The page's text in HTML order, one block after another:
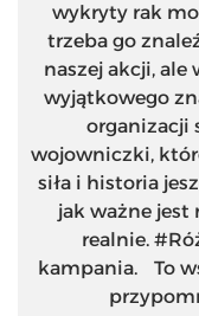
wykryty rak
trzeba go
naszej akcji, ale
wyjątkowego
organizacji
wojowniczki,
siła i historia
jak ważne jest
realnie.
kampania. To